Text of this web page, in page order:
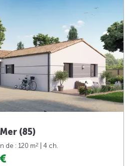
(85)
de : 120 m2
| 4 ch.